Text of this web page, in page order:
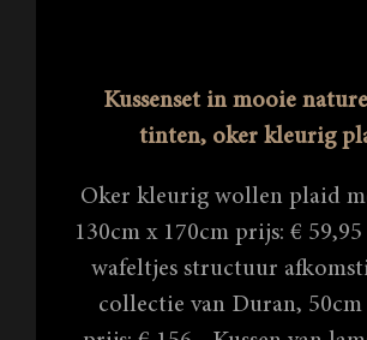
Kussenset in mooie
tinten, oker kleurig
Oker kleurig wollen plaid
130cm x 170cm prijs: €
wafeltjes structuur
collectie van Duran, 50cm